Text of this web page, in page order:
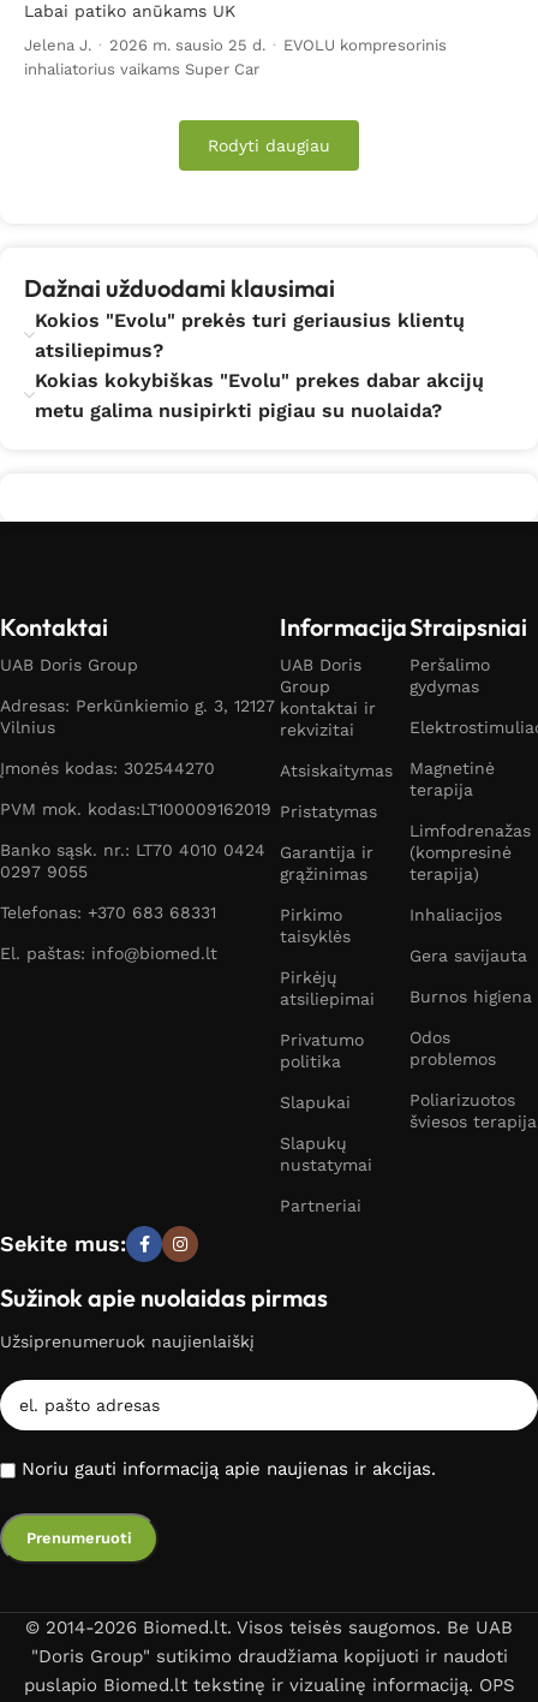
Labai patiko anūkams UK
Jelena J. · 2026 m. sausio 25 d. · EVOLU kompresorinis
inhaliatorius vaikams Super Car
Rodyti daugiau
Dažnai užduodami klausimai
Kokios "Evolu" prekės turi geriausius klientų
atsiliepimus?
Kokias kokybiškas "Evolu" prekes dabar akcijų
metu galima nusipirkti pigiau su nuolaida?
Kontaktai
UAB Doris Group
Adresas: Perkūnkiemio g. 3, 12127
Vilnius
Įmonės kodas: 302544270
PVM mok. kodas:LT100009162019
Banko sąsk. nr.: LT70 4010 0424
0297 9055
Telefonas: +370 683 68331
El. paštas: info@biomed.lt
Informacija
UAB Doris
Group
kontaktai ir
rekvizitai
Atsiskaitymas
Pristatymas
Garantija ir
grąžinimas
Pirkimo
taisyklės
Pirkėjų
atsiliepimai
Privatumo
politika
Slapukai
Slapukų
nustatymai
Partneriai
Straipsniai
Peršalimo
gydymas
Magnetinė
terapija
Limfodrenažas
(kompresinė
terapija)
Inhaliacijos
Gera savijauta
Burnos higiena
Odos
problemos
Poliarizuotos
šviesos terapija
Sekite mus:
Sužinok apie nuolaidas pirmas
Užsiprenumeruok naujienlaiškį
Noriu gauti informaciją apie naujienas ir akcijas.
© 2014-2026 Biomed.lt. Visos teisės saugomos. Be UAB
"Doris Group" sutikimo draudžiama kopijuoti ir naudoti
puslapio Biomed.lt tekstinę ir vizualinę informaciją. OPS